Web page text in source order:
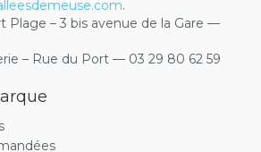
.
Plage – 3 bis avenue de la Gare —
– Rue du Port — 03 29 80 62 59